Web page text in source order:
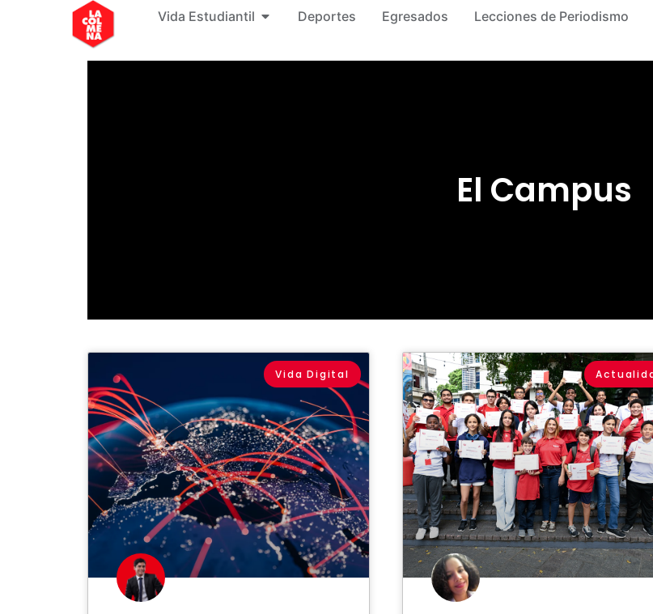
Vida Estudiantil Deportes Egresados Lecciones de Periodismo
El Campus
Vida Digital